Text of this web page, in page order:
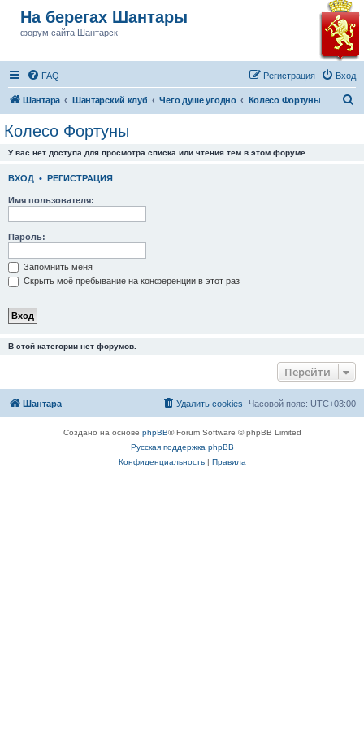
На берегах Шантары
форум сайта Шантарск
FAQ Вход
Регистрация
Шантара Шантарский клуб Чего душе угодно Колесо Фортуны
Колесо Фортуны
У вас нет доступа для просмотра списка или чтения тем в этом форуме.
ВХОД • РЕГИСТРАЦИЯ
Имя пользователя:
Пароль:
Запомнить меня
Скрыть моё пребывание на конференции в этот раз
В этой категории нет форумов.
Перейти
Шантара Часовой пояс: UTC+03:00
Удалить cookies
Создано на основе phpBB® Forum Software © phpBB Limited
Русская поддержка phpBB
Конфиденциальность| Правила